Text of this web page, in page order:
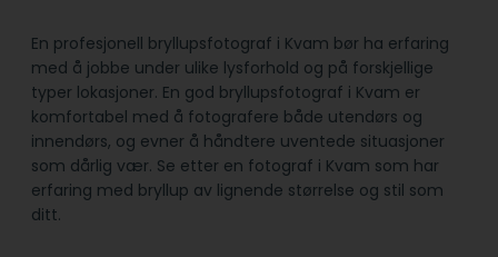
En profesjonell bryllupsfotograf i Kvam bør ha erfaring
med å jobbe under ulike lysforhold og på forskjellige
typer lokasjoner. En god bryllupsfotograf i Kvam er
komfortabel med å fotografere både utendørs og
innendørs, og evner å håndtere uventede situasjoner
som dårlig vær. Se etter en fotograf i Kvam som har
erfaring med bryllup av lignende størrelse og stil som
ditt.